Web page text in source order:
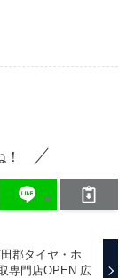
郡タイヤ・ホ
専門店OPEN 広